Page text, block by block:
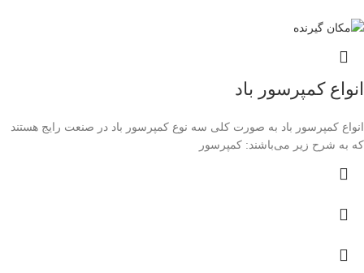
انواع کمپرسور باد
انواع کمپرسور باد به صورت کلی سه نوع کمپرسور باد در صنعت رایج هستند
که به شرح زیر می‌باشند: کمپرسور